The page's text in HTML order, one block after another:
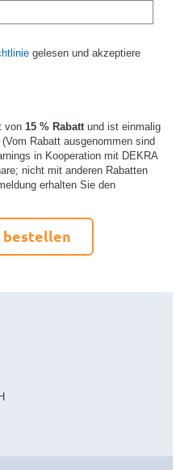
gelesen und akzeptiere
von 15 % Rabatt und ist einmalig
Rabatt ausgenommen sind
in Kooperation mit DEKRA
nicht mit anderen Rabatten
erhalten Sie den